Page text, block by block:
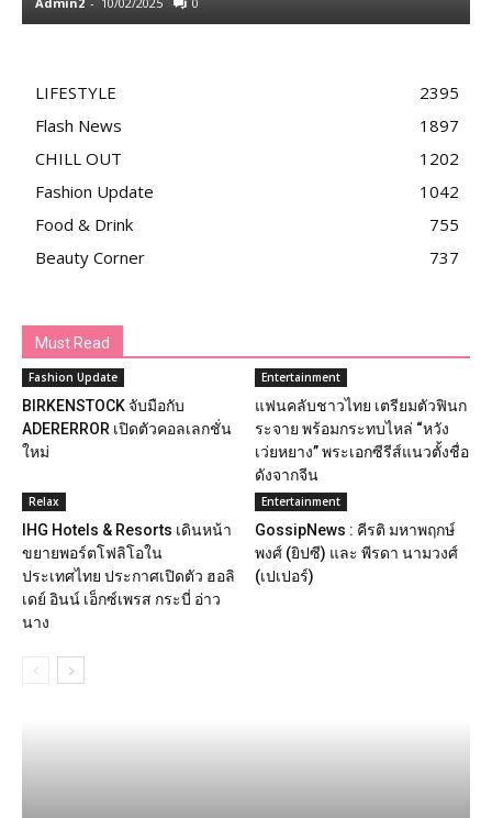
LIFESTYLE
2395
Flash News
1897
CHILL OUT
1202
Fashion Update
1042
Food & Drink
755
Beauty Corner
737
Must Read
Fashion Update
BIRKENSTOCK จับมือกับ
ADERERROR เปิดตัวคอลเลกชั่น
ใหม่
Entertainment
แฟนคลับชาวไทย เตรียมตัวฟินก
ระจาย พร้อมกระทบไหล่ “หวัง
เว่ยหยาง” พระเอกซีรีส์แนวตั้งชื่อ
ดังจากจีน
Relax
IHG Hotels & Resorts เดินหน้า
ขยายพอร์ตโฟลิโอใน
ประเทศไทย ประกาศเปิดตัว ฮอลิ
เดย์ อินน์ เอ็กซ์เพรส กระบี่ อ่าว
นาง
Entertainment
GossipNews : คีรติ มหาพฤกษ์
พงศ์ (ยิปซี) และ พีรดา นามวงศ์
(เปเปอร์)